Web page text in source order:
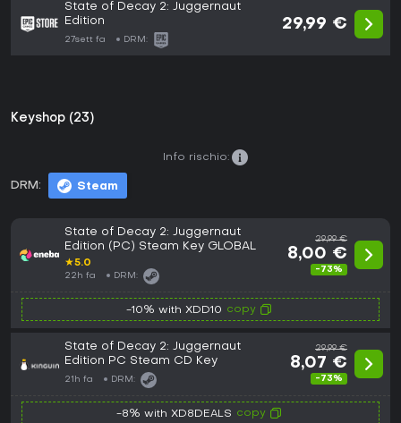
State of Decay 2: Juggernaut
Edition
27sett fa DRM:
29,99 €
Keyshop (23)
DRM: Steam
Info rischio:
State of Decay 2: Juggernaut
Edition (PC) Steam Key GLOBAL
★5.0
22h fa DRM:
29,99 €
8,00 €
-73%
-10% with XDD10 copy
State of Decay 2: Juggernaut
Edition PC Steam CD Key
21h fa DRM:
29,99 €
8,07 €
-73%
-8% with XD8DEALS copy